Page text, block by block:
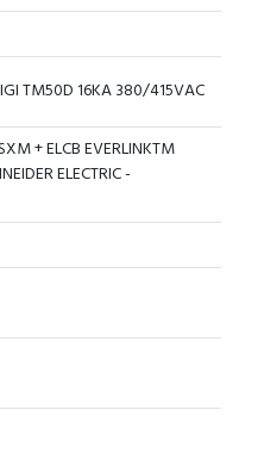
TM50D 16KA 380/415VAC
+ ELCB EVERLINKTM
ELECTRIC -